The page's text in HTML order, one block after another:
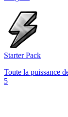
Starter Pack
Toute la puissance
5